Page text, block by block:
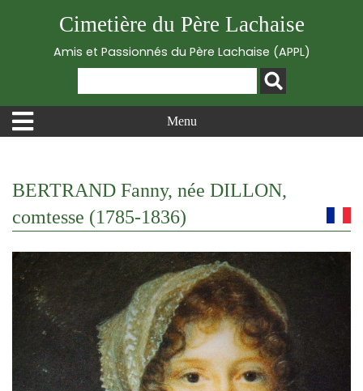
Cimetière du Père Lachaise
Amis et Passionnés du Père Lachaise (APPL)
Menu
BERTRAND Fanny, née DILLON,
comtesse (1785-1836)